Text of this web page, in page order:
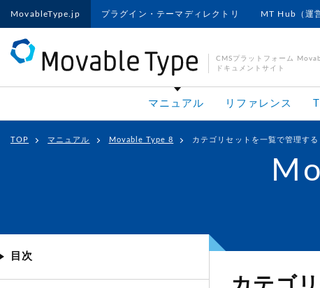
MovableType.jp プラグイン・テーマディレクトリ MT Hub（運
CMSプラットフォーム
ドキュメントサイト
マニュアル リファレンス
TOP マニュアル Movable Type 8 カテゴリセットを一覧で管理する
目次